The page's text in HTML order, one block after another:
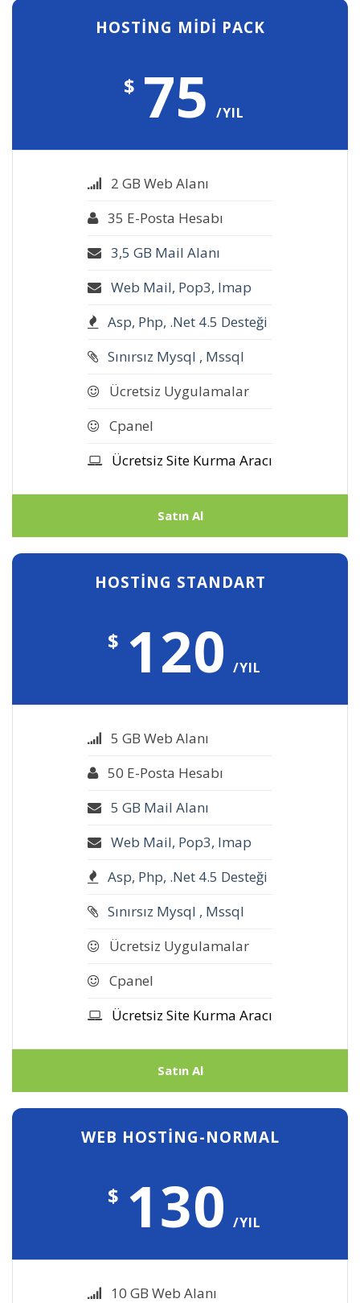
HOSTİNG MİDİ PACK
$75/YIL
2 GB Web Alanı
35 E-Posta Hesabı
3,5 GB Mail Alanı
Web Mail, Pop3, Imap
Asp, Php, .Net 4.5 Desteği
Sınırsız Mysql , Mssql
Ücretsiz Uygulamalar
Cpanel
Ücretsiz Site Kurma Aracı
Satın Al
HOSTİNG STANDART
$
120/YIL
5 GB Web Alanı
50 E-Posta Hesabı
5 GB Mail Alanı
Web Mail, Pop3, Imap
Asp, Php, .Net 4.5 Desteği
Sınırsız Mysql , Mssql
Ücretsiz Uygulamalar
Cpanel
Ücretsiz Site Kurma Aracı
Satın Al
WEB HOSTING-NORMAL
$
130/YIL
10 GB Web Alanı